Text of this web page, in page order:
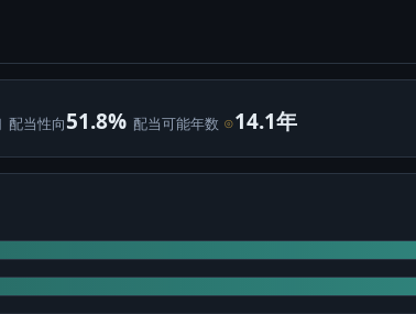
配当性向51.8% 配当可能年数 ⊙14.1年